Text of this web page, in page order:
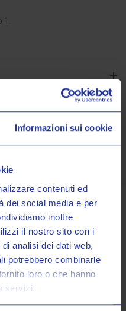
Informazioni sui cookie
contenuti ed
dei social media e per
inoltre
il nostro sito con i
analisi dei dati web,
potrebbero combinarle
loro o che hanno
servizi.
1.
Simili
Valeri Sport
esclusive e uno
primo acquisto!